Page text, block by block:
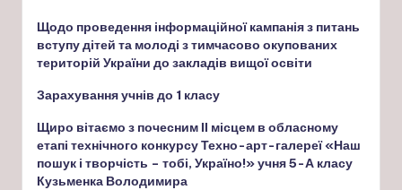
Щодо проведення інформаційної кампанія з питань
вступу дітей та молоді з тимчасово окупованих
територій України до закладів вищої освіти
Зарахування учнів до 1 класу
Щиро вітаємо з почесним ІІ місцем в обласному
етапі технічного конкурсу Техно-арт-галереї «Наш
пошук і творчість – тобі, Україно!» учня 5-А класу
Кузьменка Володимира